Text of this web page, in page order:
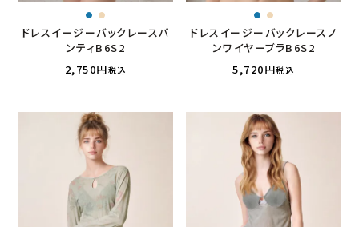
ドレスイージーバックレースパ
ンティB6S2
2,750
税込
ドレスイージーバックレースノ
ンワイヤーブラB6S2
5,720
税込